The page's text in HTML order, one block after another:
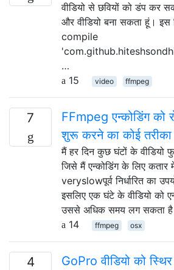
वीडियो से छवियों को डंप कर
और वीडियो बना सकता हूं।
compile
…
15
video ffmpeg
7
FFmpeg एन्कोडिंग को
शुरू करने का कोई तरीका
मैं हर दिन कुछ घंटों के वीडियो
जिसे मैं एन्कोडिंग के लिए
veryslowपूर्व निर्धारित का
इसलिए एक घंटे के वीडियो को
उससे अधिक समय लग सकता
14
ffmpeg osx
4 GoPro वीडियो को